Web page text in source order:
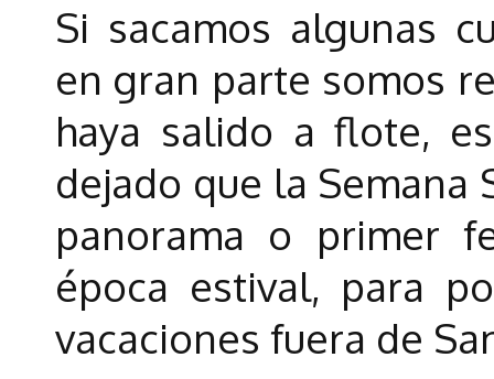
Si sacamos algunas
en gran parte somos
haya salido a flote,
dejado que la Semana
panorama o primer
época estival, para
vacaciones fuera de